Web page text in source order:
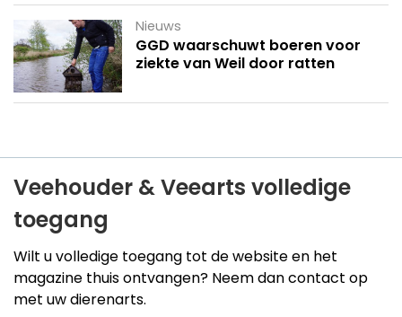
Nieuws
GGD waarschuwt boeren voor
ziekte van Weil door ratten
Veehouder & Veearts volledige
toegang
Wilt u volledige toegang tot de website en het
magazine thuis ontvangen? Neem dan contact op
met uw dierenarts.